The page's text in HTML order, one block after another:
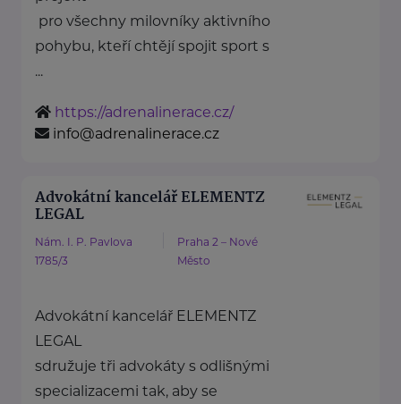
pro všechny milovníky aktivního
pohybu, kteří chtějí spojit sport s
...
https://adrenalinerace.cz/
info@adrenalinerace.cz
Advokátní kancelář ELEMENTZ
LEGAL
Nám. I. P. Pavlova
1785/3
Praha 2 – Nové
Město
Advokátní kancelář ELEMENTZ
LEGAL
sdružuje tři advokáty s odlišnými
specializacemi tak, aby se